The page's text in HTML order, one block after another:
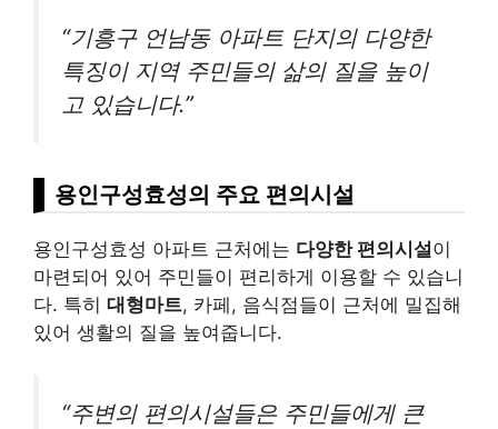
“기흥구 언남동 아파트 단지의 다양한
특징이 지역 주민들의 삶의 질을 높이
고 있습니다.”
용인구성효성의 주요 편의시설
용인구성효성 아파트 근처에는 다양한 편의시설이
마련되어 있어 주민들이 편리하게 이용할 수 있습니
다. 특히 대형마트, 카페, 음식점들이 근처에 밀집해
있어 생활의 질을 높여줍니다.
“주변의 편의시설들은 주민들에게 큰